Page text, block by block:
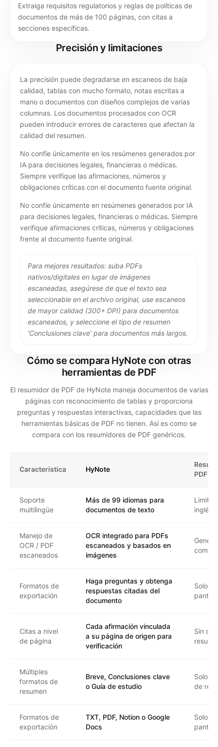
Extraiga requisitos regulatorios y reglas de políticas de
documentos de más de 100 páginas, con citas a
secciones específicas.
Precisión y limitaciones
La precisión puede degradarse en escaneos de baja
calidad, tablas con mucho formato, notas escritas a
mano o documentos con diseños complejos de varias
columnas. Los documentos procesados con OCR
pueden introducir errores de caracteres que afectan la
calidad del resumen.
No confíe únicamente en los resúmenes generados por
IA para decisiones legales, financieras o médicas.
Siempre verifique las afirmaciones, números y
obligaciones críticas con el documento fuente original.
No confíe únicamente en resúmenes generados por IA
para decisiones legales, financieras o médicas. Siempre
verifique afirmaciones críticas, números y obligaciones
frente al documento fuente original.
Para mejores resultados: suba PDFs
nativos/digitales en lugar de imágenes
escaneadas, asegúrese de que el texto sea
seleccionable en el archivo original, use escaneos
de mayor calidad (300+ DPI) para documentos
escaneados, y seleccione el tipo de resumen
'Conclusiones clave' para documentos más largos.
Cómo se compara HyNote con otras
herramientas de PDF
El resumidor de PDF de HyNote maneja documentos de varias
páginas con reconocimiento de tablas y proporciona
preguntas y respuestas interactivas, capacidades que las
herramientas básicas de PDF no tienen. Así es como se
compara con los resumidores de PDF genéricos.
Característica HyNote
PDF
Soporte
multilingüe
Más de 99 idiomas para
documentos de texto
inglés
Manejo de
OCR / PDF
escaneados
OCR integrado para PDFs
escaneados y basados en
imágenes
Formatos de
exportación
Haga preguntas y obtenga
respuestas citadas del
documento
Solo
Citas a nivel
de página
Cada afirmación vinculada
a su página de origen para
verificación
Sin
Múltiples
formatos de
resumen
Breve, Conclusiones clave
o Guía de estudio
Solo
de
Formatos de
exportación
TXT, PDF, Notion o Google
Docs
Solo